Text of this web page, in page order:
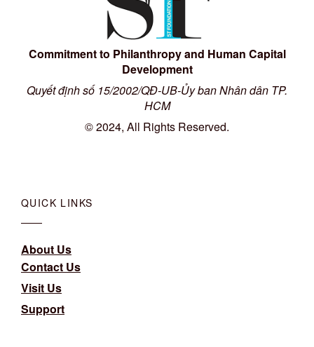
Commitment to Philanthropy and Human Capital
Development
Quyết định số 15/2002/QĐ-UB-Ủy ban Nhân dân TP.
HCM
© 2024, All Rights Reserved.
QUICK LINKS
About Us
Contact Us
Visit Us
Support